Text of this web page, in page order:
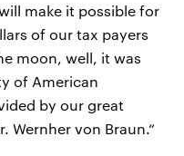
make it possible for
of our tax payers
moon, well, it was
of American
by our great
Wernher von Braun.“